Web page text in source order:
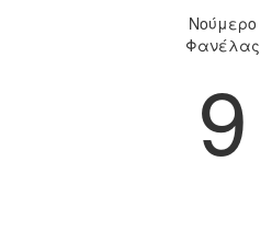
Νούμερο
Φανέλας
9